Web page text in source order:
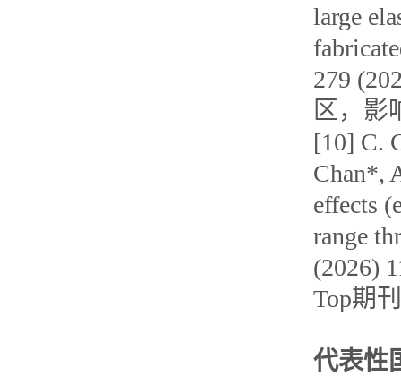
large
279
区，影
[10] C.
Chan*,
effects
range
(2026)
Top期
代表性